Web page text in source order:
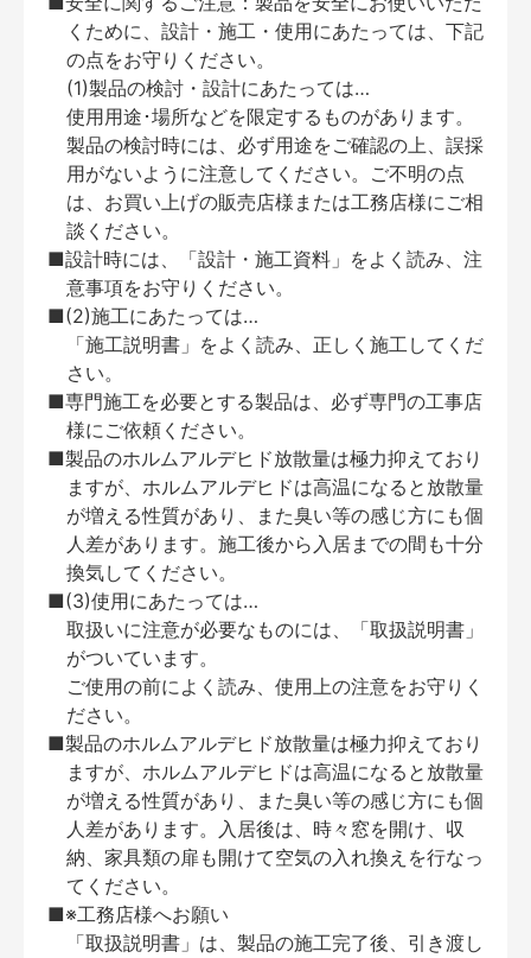
くために、設計・施工・使用にあたっては、下記
の点をお守りください。
(1)製品の検討・設計にあたっては…
使用用途･場所などを限定するものがあります。
製品の検討時には、必ず用途をご確認の上、誤採
用がないように注意してください。ご不明の点
は、お買い上げの販売店様または工務店様にご相
談ください。
■設計時には、「設計・施工資料」をよく読み、注
意事項をお守りください。
■(2)施工にあたっては…
「施工説明書」をよく読み、正しく施工してくだ
さい。
■専門施工を必要とする製品は、必ず専門の工事店
様にご依頼ください。
■製品のホルムアルデヒド放散量は極力抑えており
ますが、ホルムアルデヒドは高温になると放散量
が増える性質があり、また臭い等の感じ方にも個
人差があります。施工後から入居までの間も十分
換気してください。
■(3)使用にあたっては…
取扱いに注意が必要なものには、「取扱説明書」
がついています。
ご使用の前によく読み、使用上の注意をお守りく
ださい。
■製品のホルムアルデヒド放散量は極力抑えており
ますが、ホルムアルデヒドは高温になると放散量
が増える性質があり、また臭い等の感じ方にも個
人差があります。入居後は、時々窓を開け、収
納、家具類の扉も開けて空気の入れ換えを行なっ
てください。
■※工務店様へお願い
「取扱説明書」は、製品の施工完了後、引き渡し